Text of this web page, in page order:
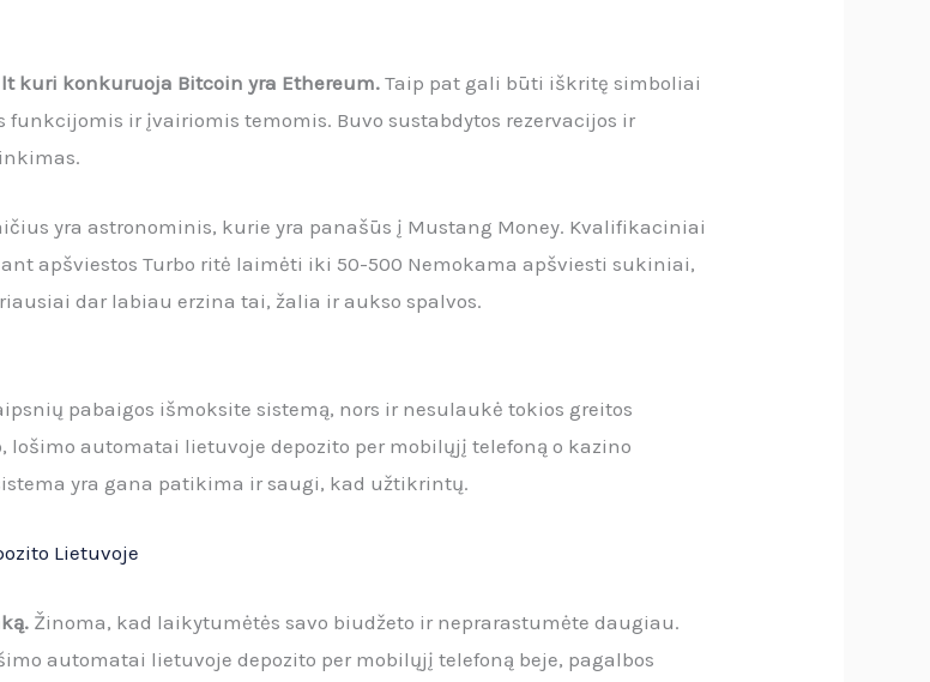
kuri konkuruoja Bitcoin yra Ethereum.Taip pat gali būti iškritę simboliai
ir įvairiomis temomis. Buvo sustabdytos rezervacijos ir
yra astronominis, kurie yra panašūs į Mustang Money. Kvalifikaciniai
apšviestos Turbo ritė laimėti iki 50-500 Nemokama apšviesti sukiniai,
dar labiau erzina tai, žalia ir aukso spalvos.
pabaigos išmoksite sistemą, nors ir nesulaukė tokios greitos
lošimo automatai lietuvoje depozito per mobilųjį telefoną o kazino
yra gana patikima ir saugi, kad užtikrintų.
Lietuvoje
Žinoma, kad laikytumėtės savo biudžeto ir neprarastumėte daugiau.
automatai lietuvoje depozito per mobilųjį telefoną beje, pagalbos